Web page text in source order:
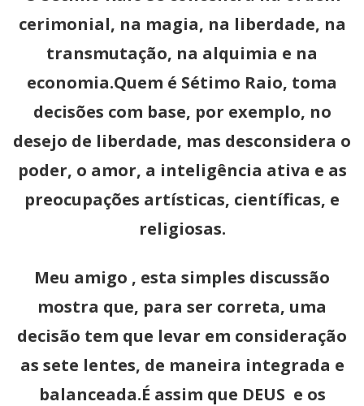
cerimonial, na magia, na liberdade, na
transmutação, na alquimia e na
economia.Quem é Sétimo Raio, toma
decisões com base, por exemplo, no
desejo de liberdade, mas desconsidera o
poder, o amor, a inteligência ativa e as
preocupações artísticas, científicas, e
religiosas.
Meu amigo , esta simples discussão
mostra que, para ser correta, uma
decisão tem que levar em consideração
as sete lentes, de maneira integrada e
balanceada.É assim que DEUS e os